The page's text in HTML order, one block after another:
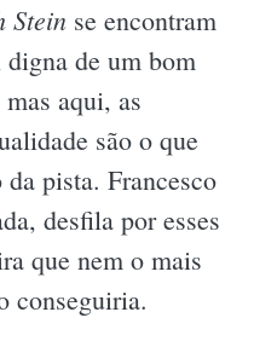
Stein se encontram
de um bom
aqui, as
são o que
pista. Francesco
desfila por esses
que nem o mais
conseguiria.